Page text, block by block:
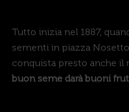
Tutto inizia nel 1887,
sementi in piazza
conquista presto anche il
buon seme darà buoni